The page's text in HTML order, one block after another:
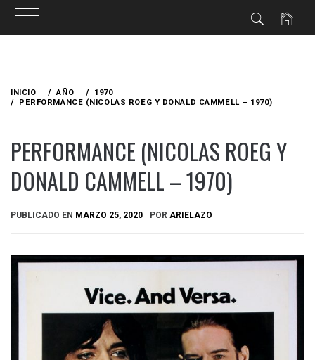
contenido
INICIO AÑO
1970
PERFORMANCE (NICOLAS ROEG Y DONALD CAMMELL – 1970)
PERFORMANCE (NICOLAS ROEG Y
DONALD CAMMELL – 1970)
PUBLICADO EN MARZO 25, 2020 POR ARIELAZO